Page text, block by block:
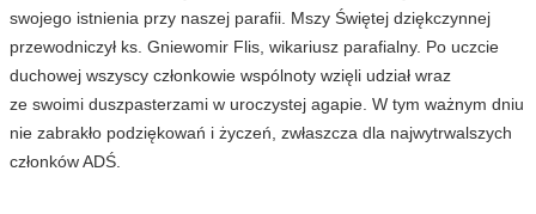
swojego istnienia przy naszej parafii. Mszy Świętej dziękczynnej
przewodniczył ks. Gniewomir Flis, wikariusz parafialny. Po uczcie
duchowej wszyscy członkowie wspólnoty wzięli udział wraz
ze swoimi duszpasterzami w uroczystej agapie. W tym ważnym dniu
nie zabrakło podziękowań i życzeń, zwłaszcza dla najwytrwalszych
członków ADŚ.